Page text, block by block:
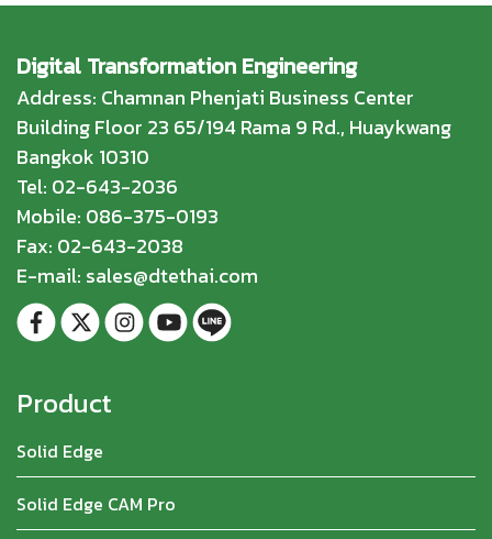
Digital Transformation Engineering
Address: Chamnan Phenjati Business Center
Building Floor 23 65/194 Rama 9 Rd., Huaykwang
Bangkok 10310
Tel: 02-643-2036
Mobile: 086-375-0193
Fax: 02-643-2038
E-mail: sales@dtethai.com
Product
Solid Edge
Solid Edge CAM Pro